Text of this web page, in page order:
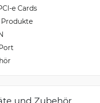
e Cards
Produkte
und Zubehör